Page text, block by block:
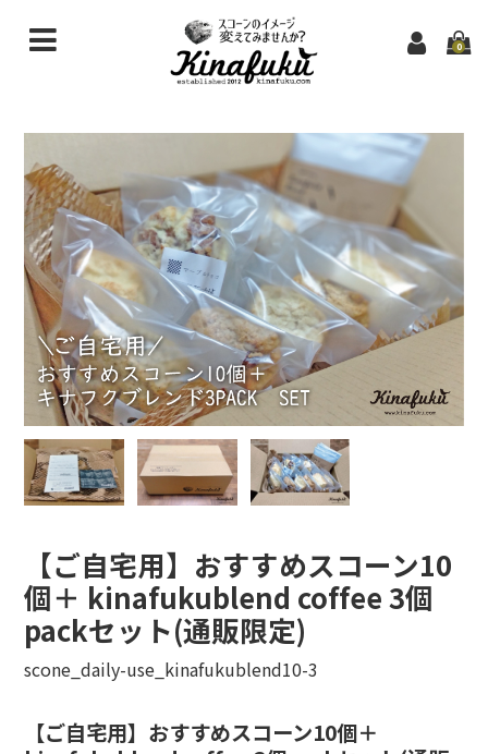
0
➡アクセス
納入先のご案内
ふるさと納税
ご利用ガイド
キナフクについて
生クリームスコーンとは
カート
【ご自宅用】おすすめスコーン10
個＋ kinafukublend coffee 3個
packセット(通販限定)
scone_daily-use_kinafukublend10-3
【ご自宅用】おすすめスコーン10個＋